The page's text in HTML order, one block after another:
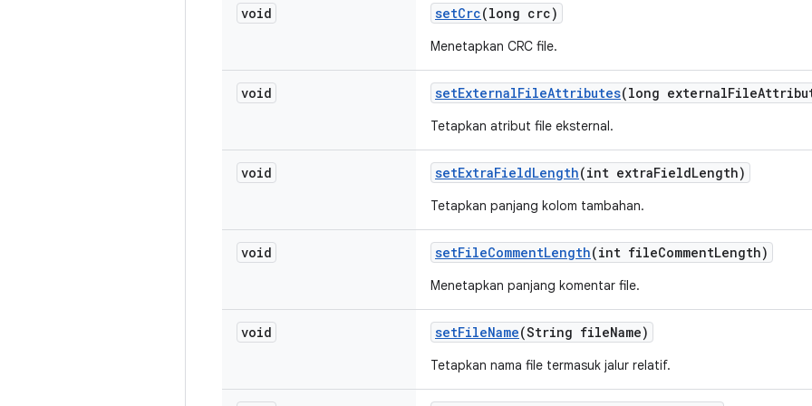
void setCrc(long crc)
Menetapkan CRC file.
void setExternalFileAttributes(long externalFile
Tetapkan atribut file eksternal.
void setExtraFieldLength(int extraFieldLength)
Tetapkan panjang kolom tambahan.
void setFileCommentLength(int fileCommentLength)
Menetapkan panjang komentar file.
void setFileName(String fileName)
Tetapkan nama file termasuk jalur relatif.